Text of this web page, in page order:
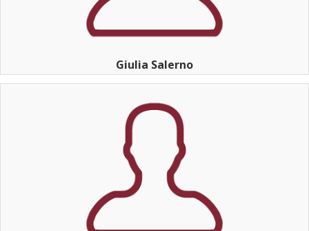
Giulia Salerno